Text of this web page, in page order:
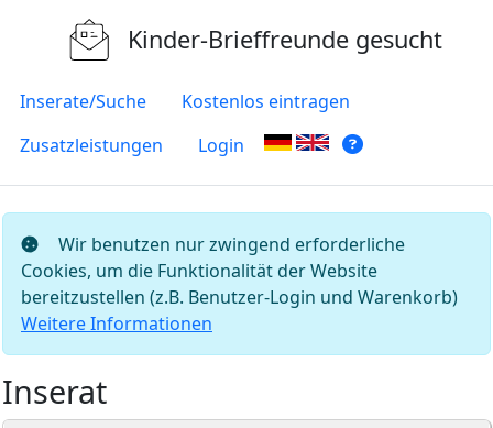
Kinder-Brieffreunde gesucht
Inserate/Suche
Kostenlos eintragen
Zusatzleistungen
Login
Wir benutzen nur zwingend erforderliche
Cookies, um die Funktionalität der Website
bereitzustellen (z.B. Benutzer-Login und Warenkorb)
Weitere Informationen
Inserat